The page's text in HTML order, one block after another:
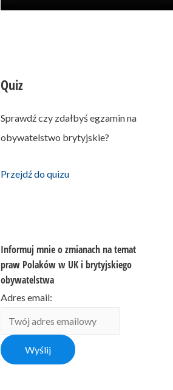
Quiz
Sprawdź czy zdałbyś egzamin na
obywatelstwo brytyjskie?
Przejdź do quizu
Informuj mnie o zmianach na temat
praw Polaków w UK i brytyjskiego
obywatelstwa
Adres email: